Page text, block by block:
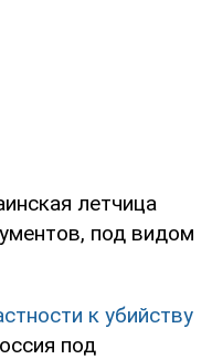
летчица
под видом
к убийству
под